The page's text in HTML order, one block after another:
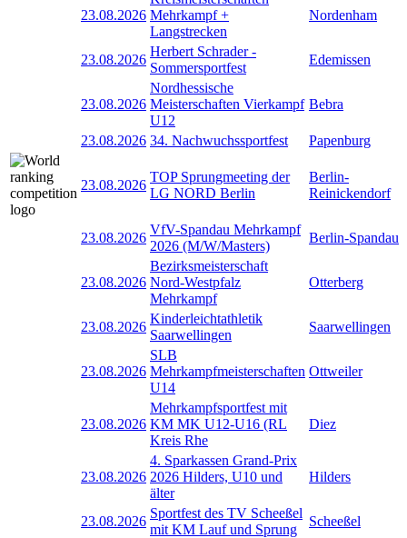
23.08.2026 Mehrkampf +
Langstrecken
Nordenham
23.08.2026
Herbert Schrader -
Sommersportfest
Edemissen
23.08.2026
Nordhessische
Meisterschaften Vierkampf
U12
Bebra
23.08.2026 34. Nachwuchssportfest Papenburg
23.08.2026
TOP Sprungmeeting der
LG NORD Berlin
Berlin-
Reinickendorf
23.08.2026
VfV-Spandau Mehrkampf
2026 (M/W/Masters)
Berlin-Spandau
23.08.2026
Bezirksmeisterschaft
Nord-Westpfalz
Mehrkampf
Otterberg
23.08.2026
Kinderleichtathletik
Saarwellingen
Saarwellingen
23.08.2026
SLB
Mehrkampfmeisterschaften
U14
Ottweiler
23.08.2026
Mehrkampfsportfest mit
KM MK U12-U16 (RL
Kreis Rhe
Diez
23.08.2026
4. Sparkassen Grand-Prix
2026 Hilders, U10 und
älter
Hilders
23.08.2026
Sportfest des TV Scheeßel
mit KM Lauf und Sprung
Scheeßel